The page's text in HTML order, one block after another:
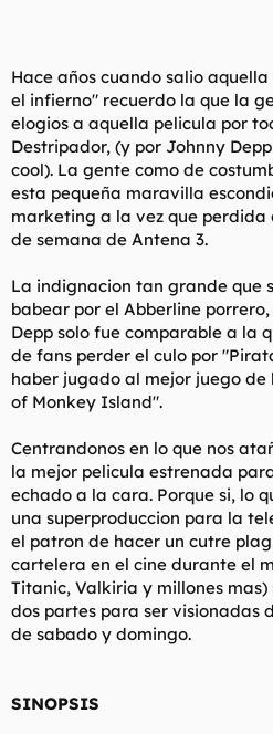
Hace años cuando salio
el infierno" recuerdo la que la
elogios a aquella pelicula por
Destripador, (y por Johnny
cool). La gente como de
esta pequeña maravilla
marketing a la vez que perdida
de semana de Antena 3.
La indignacion tan grande que
babear por el Abberline
Depp solo fue comparable a la
de fans perder el culo por
haber jugado al mejor juego de
of Monkey Island".
Centrandonos en lo que nos
la mejor pelicula estrenada
echado a la cara. Porque si, lo
una superproduccion para la
el patron de hacer un cutre
cartelera en el cine durante el
Titanic, Valkiria y millones
dos partes para ser visionadas
de sabado y domingo.
SINOPSIS